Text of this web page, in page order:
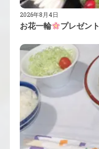
お花一輪 プレゼント
2026年8月4日